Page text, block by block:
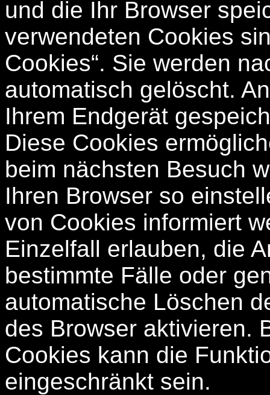
und die Ihr Browser
verwendeten Cookies
Cookies“. Sie werden
automatisch gelöscht.
Ihrem Endgerät
Diese Cookies
beim nächsten Besuch
Ihren Browser so
von Cookies informiert
Einzelfall erlauben, die
bestimmte Fälle oder
automatische Löschen
des Browser aktivieren.
Cookies kann die
eingeschränkt sein.